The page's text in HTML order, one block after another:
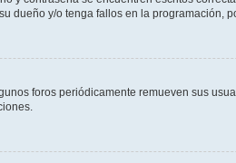
dueño y/o tenga fallos en la programación,
foros periódicamente remueven sus